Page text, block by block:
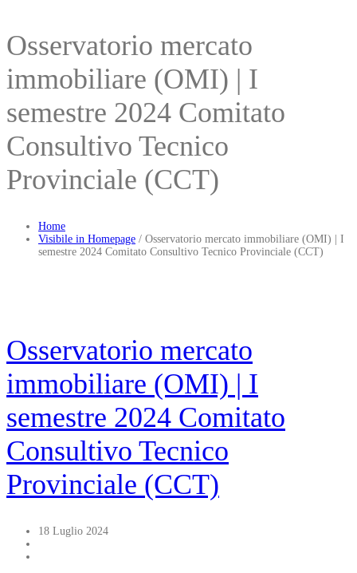
Osservatorio mercato
immobiliare (OMI) | I
semestre 2024 Comitato
Consultivo Tecnico
Provinciale (CCT)
Home
Visibile in Homepage / Osservatorio mercato immobiliare (OMI) | I
semestre 2024 Comitato Consultivo Tecnico Provinciale (CCT)
Osservatorio mercato
immobiliare (OMI) | I
semestre 2024 Comitato
Consultivo Tecnico
Provinciale (CCT)
18 Luglio 2024